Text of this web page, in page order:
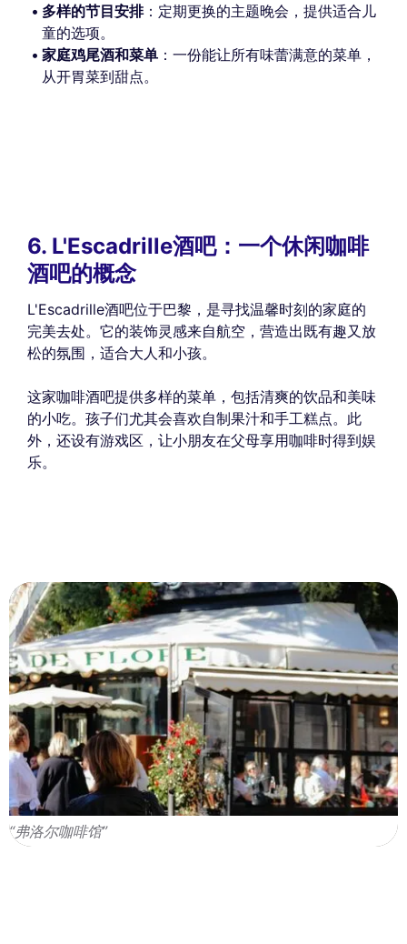
多样的节目安排：定期更换的主题晚会，提供适合儿
童的选项。
家庭鸡尾酒和菜单 ：一份能让所有味蕾满意的菜单，
从开胃菜到甜点。
6. L'Escadrille酒吧：一个休闲咖啡
酒吧的概念
L'Escadrille酒吧位于巴黎，是寻找温馨时刻的家庭的
完美去处。它的装饰灵感来自航空，营造出既有趣又放
松的氛围，适合大人和小孩。
这家咖啡酒吧提供多样的菜单，包括清爽的饮品和美味
的小吃。孩子们尤其会喜欢自制果汁和手工糕点。此
外，还设有游戏区，让小朋友在父母享用咖啡时得到娱
乐。
“弗洛尔咖啡馆”